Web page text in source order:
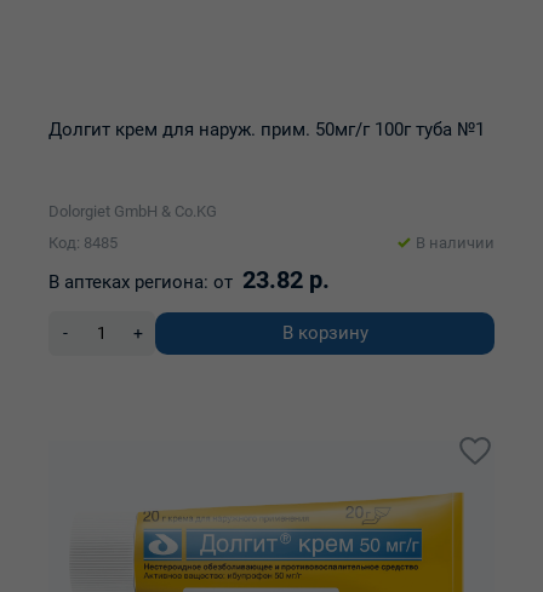
Долгит крем для наруж. прим. 50мг/г 100г туба №1
Dolorgiet GmbH & Co.KG
Код: 8485
В наличии
В аптеках региона: от 23.82 р.
- + В корзину